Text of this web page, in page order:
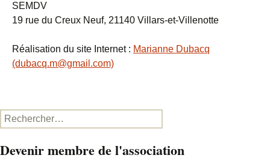
SEMDV
19 rue du Creux Neuf, 21140 Villars-et-Villenotte
Réalisation du site Internet : Marianne Dubacq
(dubacq.m@gmail.com)
Rechercher :
Devenir membre de l'association